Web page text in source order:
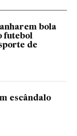
bola
futebol
de
escândalo